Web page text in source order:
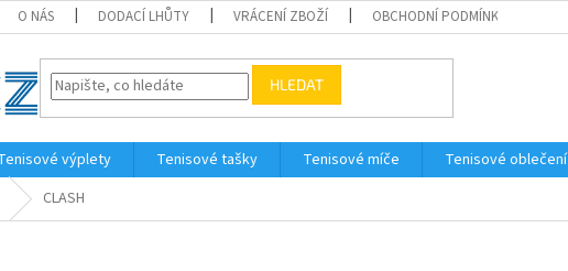
O NÁS DODACÍ LHŮTY VRÁCENÍ ZBOŽÍ OBCHODNÍ PODMÍNKY
HLEDAT
výplety Tenisové tašky Tenisové míče Tenisové oblečení
CLASH